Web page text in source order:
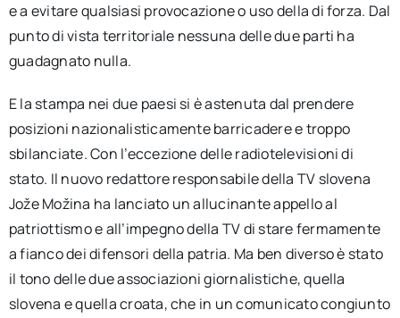
e a evitare qualsiasi provocazione o uso della di forza. Dal
punto di vista territoriale nessuna delle due parti ha
guadagnato nulla.
E la stampa nei due paesi si è astenuta dal prendere
posizioni nazionalisticamente barricadere e troppo
sbilanciate. Con l’eccezione delle radiotelevisioni di
stato. Il nuovo redattore responsabile della TV slovena
Jože Možina ha lanciato un allucinante appello al
patriottismo e all’impegno della TV di stare fermamente
a fianco dei difensori della patria. Ma ben diverso è stato
il tono delle due associazioni giornalistiche, quella
slovena e quella croata, che in un comunicato congiunto